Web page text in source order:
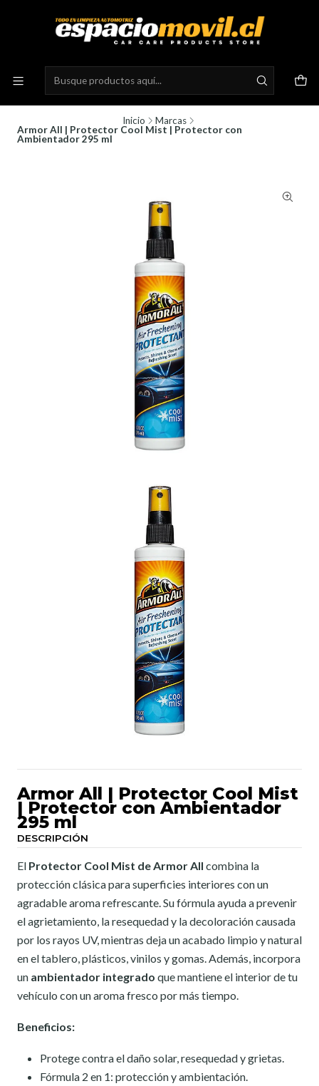
Inicio
Marcas
Armor All | Protector Cool Mist | Protector con
Ambientador 295 ml
Armor All | Protector Cool Mist
| Protector con Ambientador
295 ml
DESCRIPCIÓN
El Protector Cool Mist de Armor All combina la
protección clásica para superficies interiores con un
agradable aroma refrescante. Su fórmula ayuda a prevenir
el agrietamiento, la resequedad y la decoloración causada
por los rayos UV, mientras deja un acabado limpio y natural
en el tablero, plásticos, vinilos y gomas. Además, incorpora
un ambientador integrado que mantiene el interior de tu
vehículo con un aroma fresco por más tiempo.
Beneficios:
Protege contra el daño solar, resequedad y grietas.
Fórmula 2 en 1: protección y ambientación.